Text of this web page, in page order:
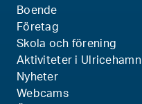
Boende
Företag
Skola och förening
Aktiviteter i Ulricehamn
Nyheter
Webcams